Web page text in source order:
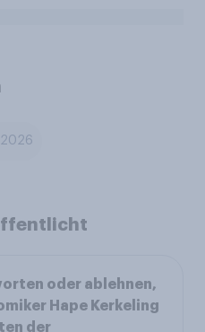
2026
oder ablehnen,
Hape Kerkeling
der